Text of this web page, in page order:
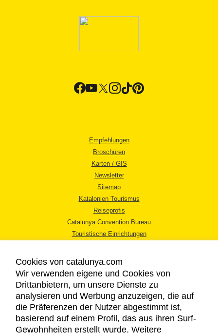
Empfehlungen
Broschüren
Karten / GIS
Newsletter
Sitemap
Katalonien Tourismus
Reiseprofis
Catalunya Convention Bureau
Touristische Einrichtungen
RECHTLICHER HINWEIS
DATENSCHUTZICHTLINIE
Cookies von catalunya.com
Wir verwenden eigene und Cookies von
Drittanbietern, um unsere Dienste zu
analysieren und Werbung anzuzeigen, die auf
die Präferenzen der Nutzer abgestimmt ist,
basierend auf einem Profil, das aus ihren Surf-
Gewohnheiten erstellt wurde. Weitere